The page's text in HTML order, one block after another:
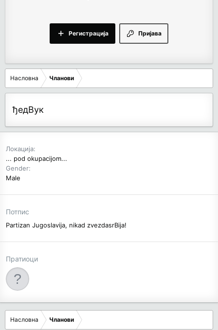
Пријава
Регистрација
Насловна Чланови
ђедВук
Локација
... pod okupacijom...
Gender
Male
Потпис
Partizan Jugoslavija, nikad zvezdasrBija!
Пратиоци
Насловна Чланови